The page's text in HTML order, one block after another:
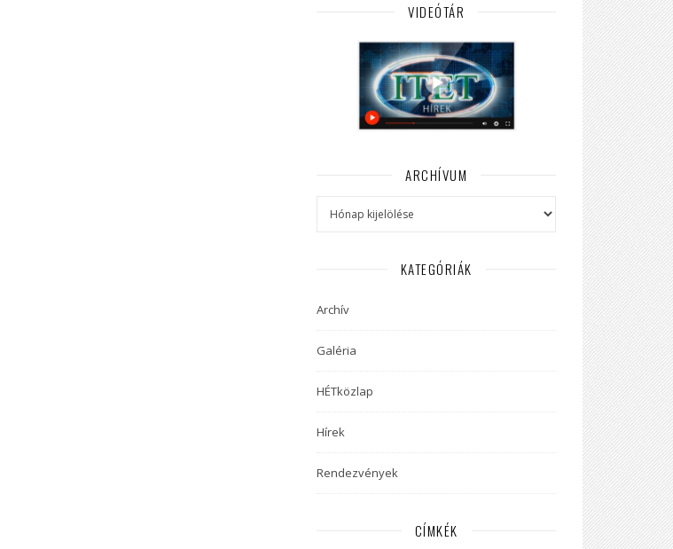
VIDEÓTÁR
ARCHÍVUM
KATEGÓRIÁK
Archív
Galéria
HÉTközlap
Hírek
Rendezvények
CÍMKÉK